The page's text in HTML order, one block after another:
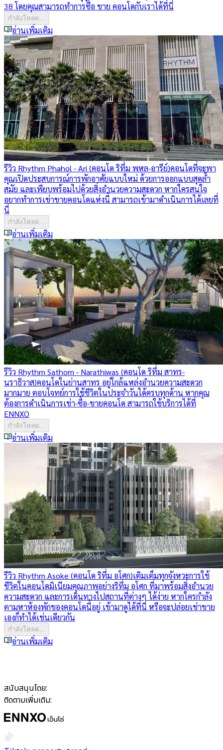
38 โดยคุณสามารถทำการซื้อ ขาย คอนโดกับเราได้ที่นี่
กำลังโหลด...
อ่านเพิ่มเติม
รีวิว Rhythm Phahol - Ari (คอนโด ริทึ่ม พหล-อารีย์)คอนโดที่จะพา
คุณเปิดประสบการณ์การพักอาศัยแบบใหม่ ด้วยการออกแบบสุดล้ำ
สมัย และเพียบพร้อมไปด้วยสิ่งอำนวยความสะดวก หากใครสนใจ
อยากทำการเช่าขายคอนโดแห่งนี้ สามารถเข้ามาดำเนินการได้เลยที่
นี่
กำลังโหลด...
อ่านเพิ่มเติม
รีวิว Rhythm Sathorn - Narathiwas (คอนโด ริทึ่ม สาทร-
นราธิวาส)คอนโดในย่านสาทร อยู่ใกล้แหล่งอำนวยความสะดวก
มากมาย ตอบโจทย์การใช้ชีวิตในประจำวันได้ครบทุกด้าน หากคุณ
ต้องการดำเนินการเช่า-ซื้อ-ขายคอนโด สามารถใช้บริการได้ที่
ENNXO
กำลังโหลด...
อ่านเพิ่มเติม
รีวิว Rhythm Asoke (คอนโด ริทึ่ม อโศก)เติมเต็มทุกจังหวะการใช้
ชีวิตในคอนโดมิเนียมคุณภาพอย่างริทึ่ม อโศก ที่มาพร้อมสิ่งอำนวย
ความสะดวก และการเดินทางไปสถานที่ต่างๆ ได้ง่าย หากใครกำลัง
ตามหาห้องพักของคอนโดนี้อยู่ เข้ามาดูได้ที่นี่ หรือจะปล่อยเช่าขาย
เองก็ทำได้เช่นเดียวกัน
กำลังโหลด...
อ่านเพิ่มเติม
สนับสนุนโดย:
ติดตามเพิ่มเติม: